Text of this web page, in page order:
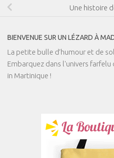
Une histoire
BIENVENUE SUR UN LÉZARD À
La petite bulle d’humour et de
Embarquez dans l'univers farfelu
in Martinique !